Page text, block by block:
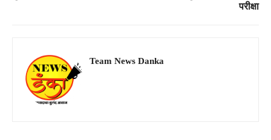
परीक्षा
Team News Danka